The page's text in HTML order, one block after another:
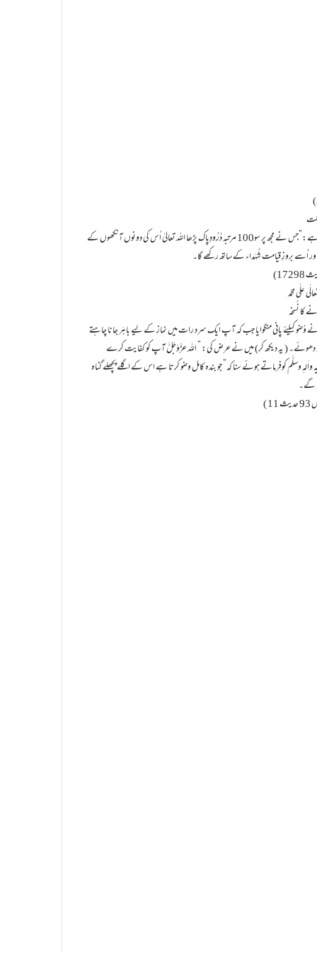
اللہ عزَّوَجَلَّ کے مَحبوب ،دانائے غُیُوب، مُنَزَّہٌ عَنِ الْعُیُوب صلَّی اللہ تعالیٰ علیہ واٰلہٖ وسلَّم کاارشادِ مُشکبار ہے:”جس نے مجھ پر سو100 مرتبہ دُرُودِپاک پڑھا اللہ تعالیٰ اُس کی دونوں آنکھوں کے
علٰی محمَّد
کا نُسخہ
دھوئے۔ ( یہ دیکھ کر) میں نے عرض کی: ” اللہ عزَّوَجَلَّ آپ کو کفایت کرے
وسلَّم کوفرماتے ہوئے سنا کہ” جو بندہ کامل وضو کرتا ہے اس کے اگلے پچھلے گناہ